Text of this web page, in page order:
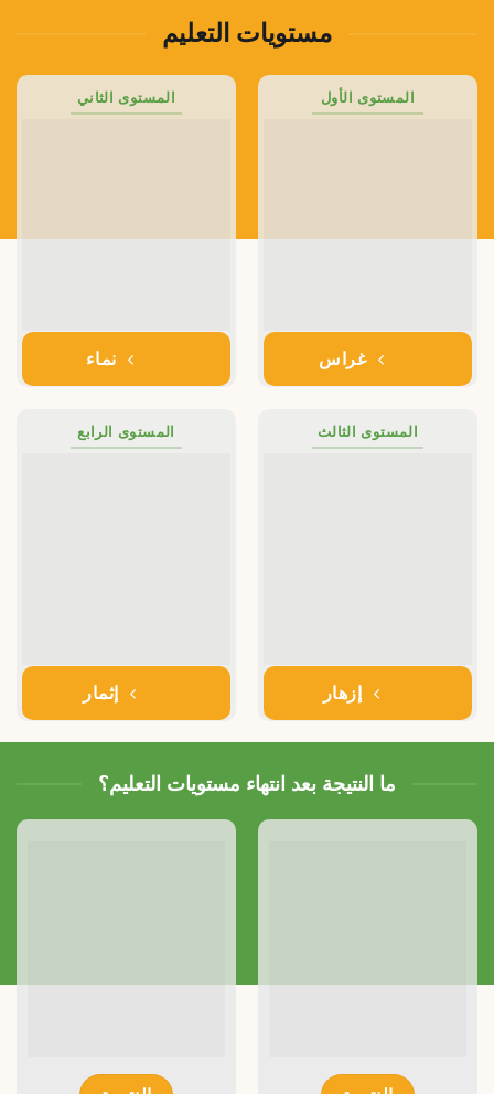
مستويات التعليم
المستوى الأول
غراس
المستوى الثاني
نماء
المستوى الثالث
إزهار
المستوى الرابع
إثمار
ما النتيجة بعد انتهاء مستويات التعليم؟